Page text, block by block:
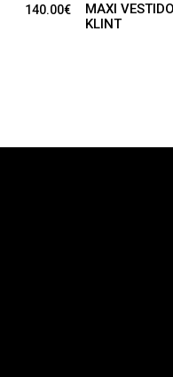
140.00€
MAXI
KLINT